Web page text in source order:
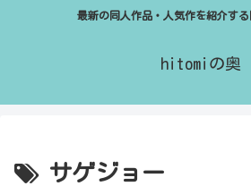
最新の同人作品・人気作を紹介す
hitomiの奥
サゲジョー